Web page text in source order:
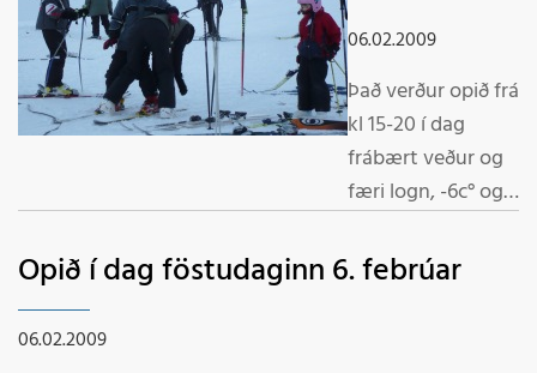
06.02.2009
Það verður opið frá
kl 15-20 í dag
frábært veður og
færi logn, -6c° og
er troðinn
Opið í dag föstudaginn 6. febrúar
06.02.2009